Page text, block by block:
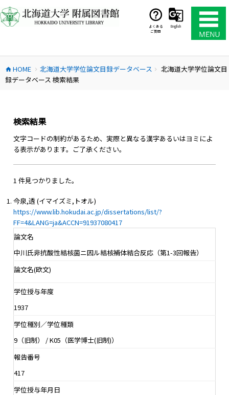
ン
テ
ス
キ
よくある
ご質問
English
home HOME chevron_right 北海道大学学位論文目録データベース chevron_right
北海道大学学位論文目
録データベース 検索結果
検索結果
文字コードの制約があるため、実際と異なる漢字あるいはヨミによ
る表示があります。ご了承ください。
1 件見つかりました。
今泉,透 (イマイズミ,トオル)
https://www.lib.hokudai.ac.jp/dissertations/list/?
FF=4&LANG=ja&ACCN=91937080417
論文名
中川氏非抗酸性結核菌ニ因ル結核補体結合反応（第1-3回報告）
論文名(欧文)
学位授与年度
1937
学位種別／学位種類
9（旧制） / K05（医学博士(旧制)）
報告番号
417
学位授与年月日